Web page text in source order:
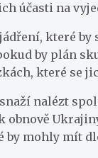
účasti na
které
by plán
které se
nalézt
mohly mít